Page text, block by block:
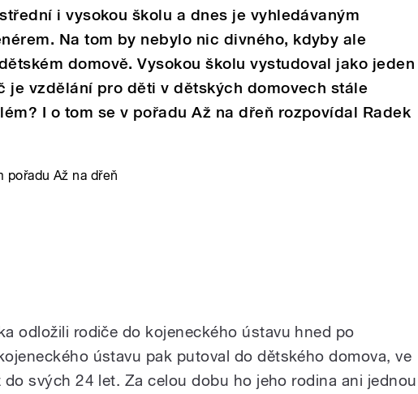
i vysokou školu a dnes je vyhledávaným
Na tom by nebylo nic divného, kdyby ale
domově. Vysokou školu vystudoval jako jeden
je vzdělání pro děti v dětských domovech stále
I o tom se v pořadu Až na dřeň rozpovídal Radek
pořadu Až na dřeň
odložili rodiče do kojeneckého ústavu hned po
ústavu pak putoval do dětského domova, ve
do svých 24 let. Za celou dobu ho jeho rodina ani jednou